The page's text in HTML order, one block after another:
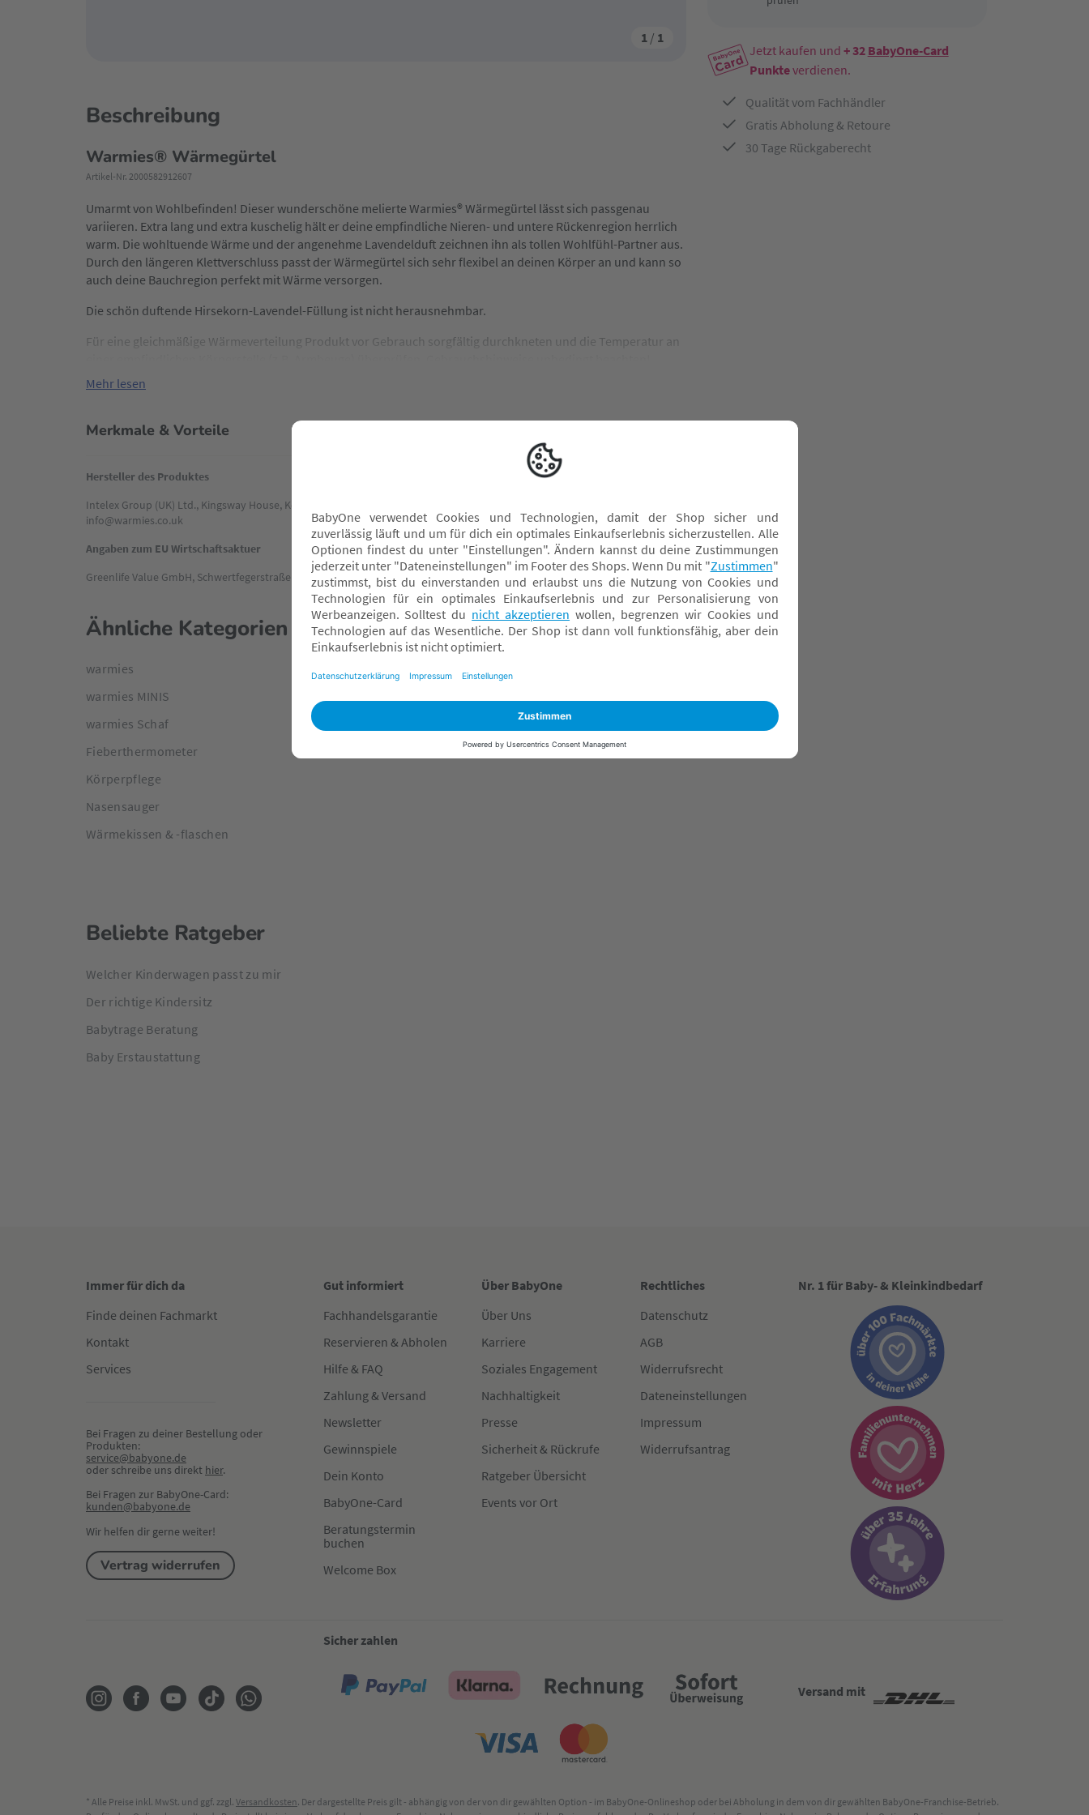
1 / 1
Jetzt kaufen und + 32 BabyOne-Card
Punkteverdienen.
Qualität vom Fachhändler
Gratis Abholung & Retoure
30 Tage Rückgaberecht
Beschreibung
Warmies® Wärmegürtel
Artikel-Nr. 2000582912607
Umarmt von Wohlbefinden! Dieser wunderschöne melierte Warmies® Wärmegürtel lässt sich passgenau
variieren. Extra lang und extra kuschelig hält er deine empfindliche Nieren- und untere Rückenregion herrlich
warm. Die wohltuende Wärme und der angenehme Lavendelduft zeichnen ihn als tollen Wohlfühl-Partner aus.
Durch den längeren Klettverschluss passt der Wärmegürtel sich sehr flexibel an deinen Körper an und kann so
auch deine Bauchregion perfekt mit Wärme versorgen.
Die schön duftende Hirsekorn-Lavendel-Füllung ist nicht herausnehmbar.
Für eine gleichmäßige Wärmeverteilung Produkt vor Gebrauch sorgfältig durchkneten und die Temperatur an
Mehr lesen
Merkmale & Vorteile
Hersteller des Produktes
Intelex Group (UK) Ltd., Kingsway House, Kettering Parkway, Kettering Venture Park, UK - NN15 6XU Northamptonshire,
info@warmies.co.uk
Angaben zum EU Wirtschaftsaktuer
Greenlife Value GmbH, Schwertfegerstraße 8, 23556 Lübeck, Deutschland, info@warmies.de
Ähnliche Kategorien
warmies
warmies MINIS
warmies Schaf
Fieberthermometer
Körperpflege
Nasensauger
Wärmekissen & -flaschen
Beliebte Ratgeber
Welcher Kinderwagen passt zu mir
Der richtige Kindersitz
Babytrage Beratung
Baby Erstaustattung
Immer für dich da
Finde deinen Fachmarkt
Kontakt
Services
Bei Fragen zu deiner Bestellung oder
Produkten:
service@babyone.de
oder schreibe uns direkt hier.
Bei Fragen zur BabyOne-Card:
kunden@babyone.de
Wir helfen dir gerne weiter!
Vertrag widerrufen
Gut informiert
Fachhandelsgarantie
Reservieren & Abholen
Hilfe & FAQ
Zahlung & Versand
Newsletter
Gewinnspiele
Dein Konto
BabyOne-Card
Beratungstermin
buchen
Welcome Box
Über BabyOne
Über Uns
Karriere
Soziales Engagement
Nachhaltigkeit
Presse
Sicherheit & Rückrufe
Ratgeber Übersicht
Events vor Ort
Rechtliches
Datenschutz
AGB
Widerrufsrecht
Dateneinstellungen
Impressum
Widerrufsantrag
Nr. 1 für Baby- & Kleinkindbedarf
Sicher zahlen
Versand mit
* Alle Preise inkl. MwSt. und ggf. zzgl. Versandkosten. Der dargestellte Preis gilt - abhängig von der von dir gewählten Option - im BabyOne-Onlineshop oder bei Abholung in dem von dir gewählten BabyOne-Franchise-Betrieb.